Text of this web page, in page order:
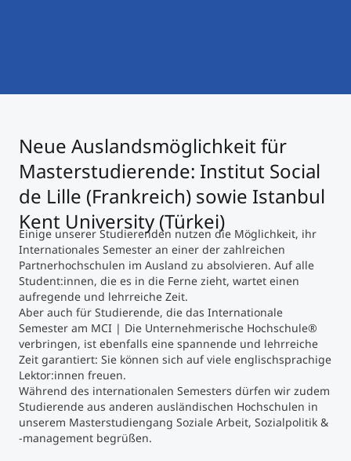
Micro Credentials
Masterclasses
Management-Seminare
Technische Weiterbildung
Maßgeschneiderte Programme
Studienberatung
Executive Education Finder
Neue Auslandsmöglichkeit für
Masterstudierende: Institut Social
de Lille (Frankreich) sowie Istanbul
Kent University (Türkei)
Einige unserer Studierenden nutzen die Möglichkeit, ihr
Internationales Semester an einer der zahlreichen
Partnerhochschulen im Ausland zu absolvieren. Auf alle
Student:innen, die es in die Ferne zieht, wartet einen
aufregende und lehrreiche Zeit.
Aber auch für Studierende, die das Internationale
Semester am MCI | Die Unternehmerische Hochschule®
verbringen, ist ebenfalls eine spannende und lehrreiche
Zeit garantiert: Sie können sich auf viele englischsprachige
Lektor:innen freuen.
Während des internationalen Semesters dürfen wir zudem
Studierende aus anderen ausländischen Hochschulen in
unserem Masterstudiengang Soziale Arbeit, Sozialpolitik &
-management begrüßen.